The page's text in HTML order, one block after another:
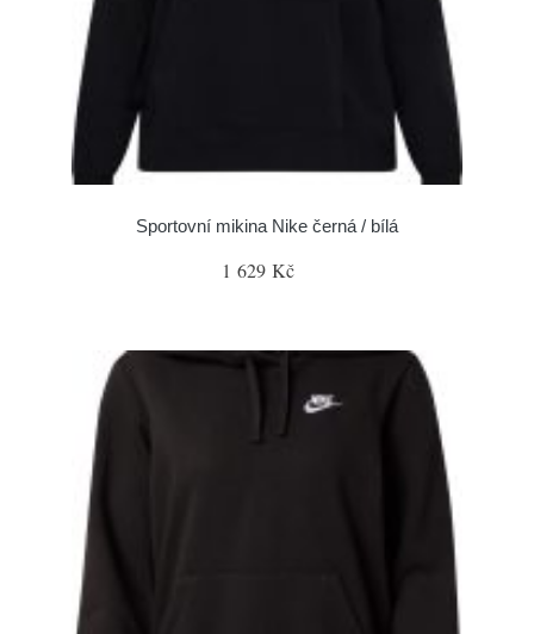
Sportovní mikina Nike černá / bílá
1 629 Kč